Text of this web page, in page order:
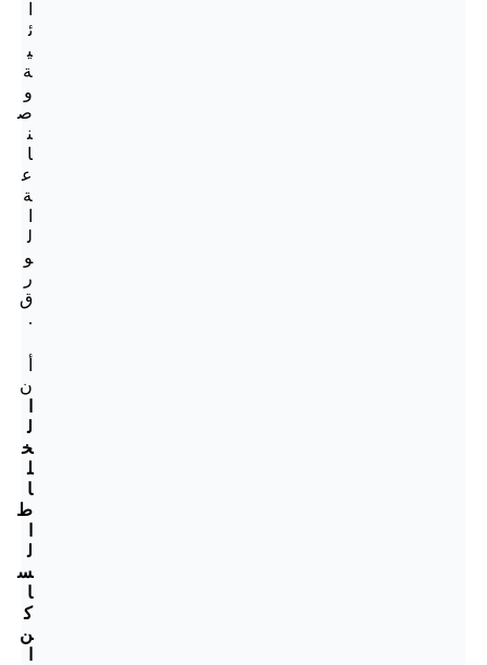
ئ
ي
ة
و
ص
ن
ا
ع
ة
ل
و
ر
ق
.
ن
ل
خ
ل
ا
ط
ل
س
ا
ك
ن